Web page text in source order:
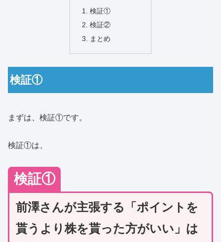
検証①
検証②
まとめ
検証①
まずは、検証①です。
検証①は、
検証①
前澤さんが主張する「ポイントを
貰うより株を貰った方がいい」は